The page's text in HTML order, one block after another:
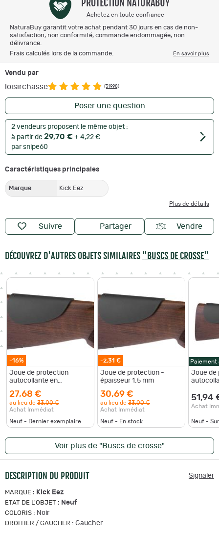
PROTECTION NATURABUY
Achetez en toute confiance
NaturaBuy garantit votre achat pendant 30 jours en cas de non-
satisfaction, non conformité, commande endommagée, non
délivrance.
Frais calculés lors de la commande.
En savoir plus
Vendu par
loisirchasse (31998)
Poser une question
2 vendeurs proposent le même objet :
à partir de 29,70 € + 4,22 €
par snipe60
Caractéristiques principales
Marque Kick Eez
Plus de détails
Suivre Partager Vendre
DÉCOUVREZ D'AUTRES OBJETS SIMILAIRES "BUSCS DE CROSSE"
-16%
Joue de protection
autocollante en
1,5mm
27,68 €
au lieu de 33,00 €
Achat Immédiat
Neuf - Dernier exemplaire
-2,31 €
Joue de protection -
épaisseur 1.5 mm
30,69 €
au lieu de 33,00 €
Achat Immédiat
Neuf - En stock
Paiement
Joue de
Joue de
51,94
Achat
Neuf -
Voir plus de "Buscs de crosse"
DESCRIPTION DU PRODUIT Signaler
MARQUE : Kick Eez
ETAT DE L'OBJET : Neuf
COLORIS : Noir
DROITIER / GAUCHER : Gaucher